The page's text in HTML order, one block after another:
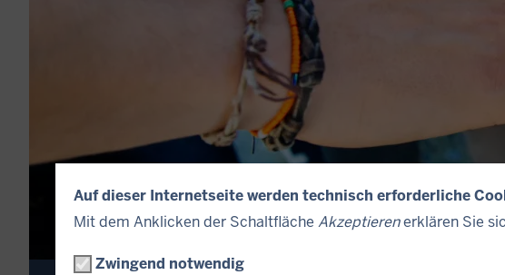
Auf dieser Internetseite werden technisch erforderliche
Mit dem Anklicken der Schaltfläche Akzeptierenerklären Sie
Zwingend notwendig